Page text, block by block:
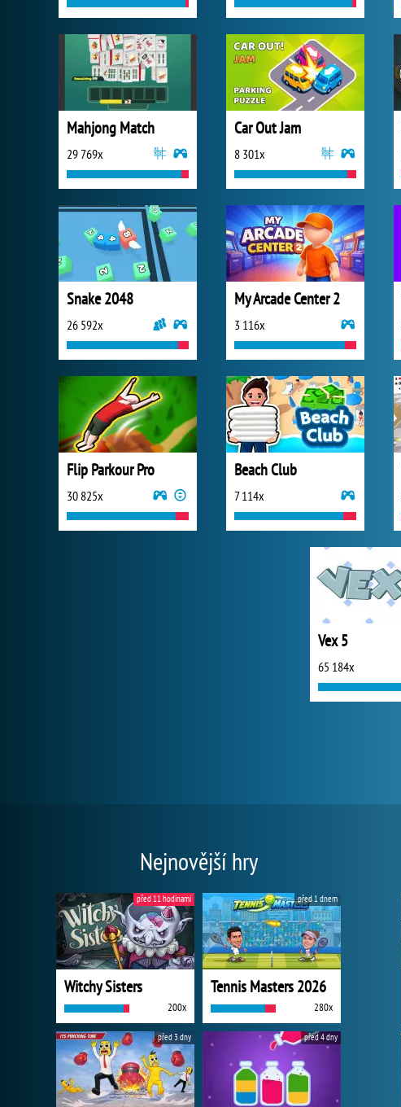
Mahjong Match
29 769x
Car Out Jam
8 301x
Snake 2048
26 592x
My Arcade Center 2
3 116x
Flip Parkour Pro
30 825x
Beach Club
7 114x
Vex 5
65 184x
Nejnovější hry
Witchy Sisters
200x
před 11 hodinami
Tennis Masters 2026
280x
před 1 dnem
před 3 dny před 4 dny